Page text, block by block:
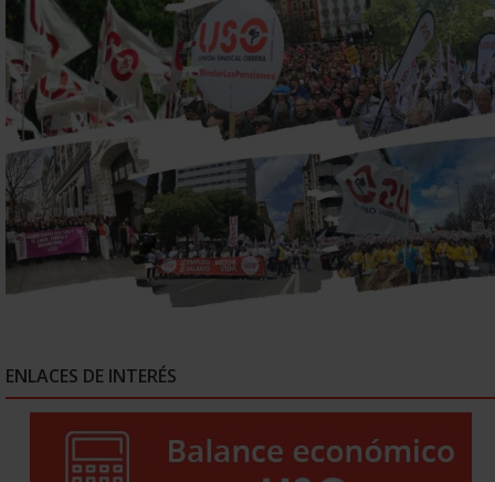
ENLACES DE INTERÉS